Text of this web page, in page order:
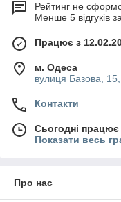
Рейтинг не
Менше 5 відгуків
Працює з
м. Одеса
вулиця Базова,
Контакти
Сьогодні
Показати весь
Про нас